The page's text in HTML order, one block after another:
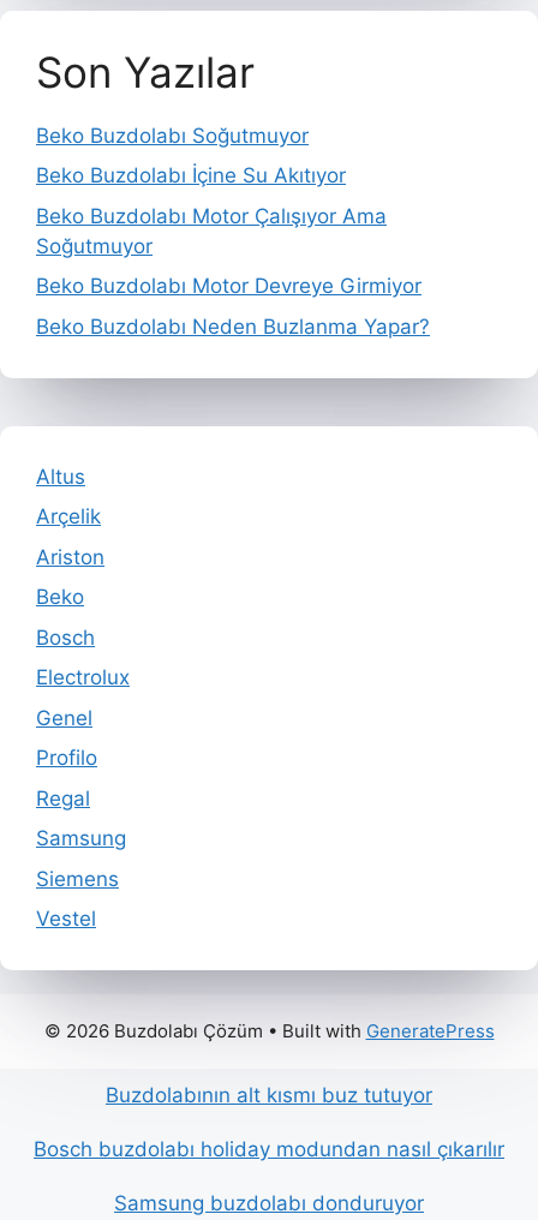
Son Yazılar
Beko Buzdolabı Soğutmuyor
Beko Buzdolabı İçine Su Akıtıyor
Beko Buzdolabı Motor Çalışıyor Ama
Soğutmuyor
Beko Buzdolabı Motor Devreye Girmiyor
Beko Buzdolabı Neden Buzlanma Yapar?
Altus
Arçelik
Ariston
Beko
Bosch
Electrolux
Genel
Profilo
Regal
Samsung
Siemens
Vestel
© 2026 Buzdolabı Çözüm • Built with GeneratePress
Buzdolabının alt kısmı buz tutuyor
Bosch buzdolabı holiday modundan nasıl çıkarılır
Samsung buzdolabı donduruyor